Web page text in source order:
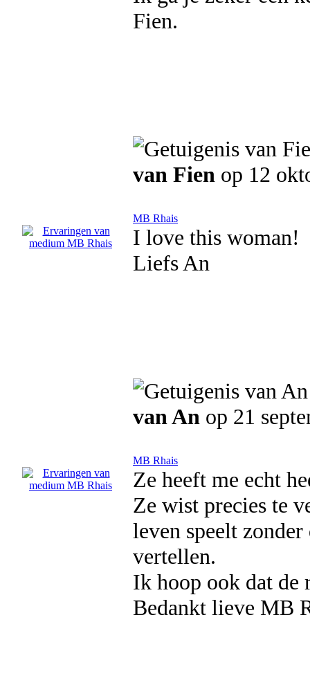
Fien.
van Fien op 12
MB Rhais
I love this woman!
Liefs An
van An op 21
MB Rhais
Ze heeft me echt
Ze wist precies te
leven speelt
vertellen.
Ik hoop ook dat de
Bedankt lieve MB